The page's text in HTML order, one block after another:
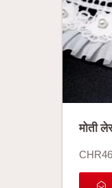
मोती